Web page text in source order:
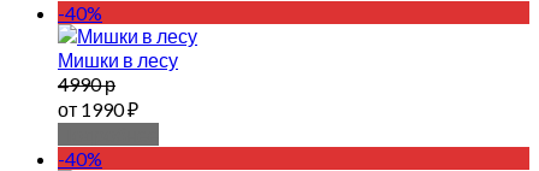
-40%
Мишки в лесу
4990 р
от 1990 ₽
-40%